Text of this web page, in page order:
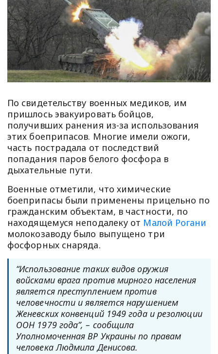
По свидетельству военных медиков, им
пришлось эвакуировать бойцов,
получивших ранения из-за использования
этих боеприпасов. Многие имели ожоги,
часть пострадала от последствий
попадания паров белого фосфора в
дыхательные пути.
Военные отметили, что химические
боеприпасы были применены прицельно по
гражданским объектам, в частности, по
находящемуся неподалеку от Малой Рогани
молокозаводу было выпущено три
фосфорных снаряда.
“Использование таких видов оружия
войсками врага против мирного населения
является преступлением против
человечности и является нарушением
Женевских конвенций 1949 года и резолюции
ООН 1979 года”, – сообщила
Уполномоченная ВР Украины по правам
человека Людмила Денисова.